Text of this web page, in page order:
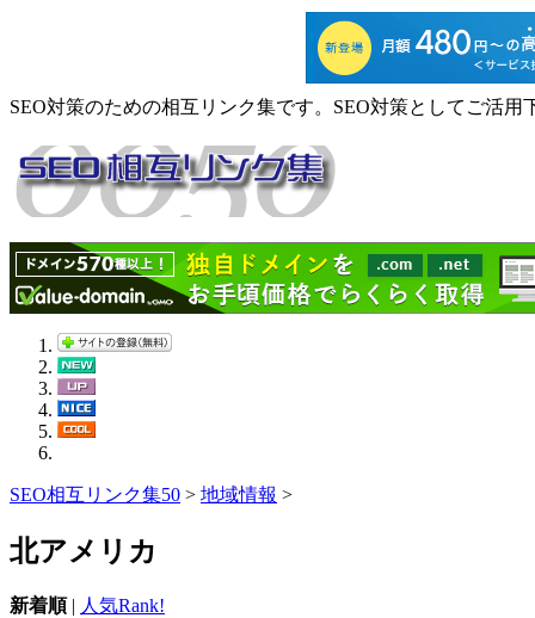
SEO対策のための相互リンク集です。SEO対策としてご活用
SEO相互リンク集50 > 地域情報 >
北アメリカ
新着順| 人気Rank!